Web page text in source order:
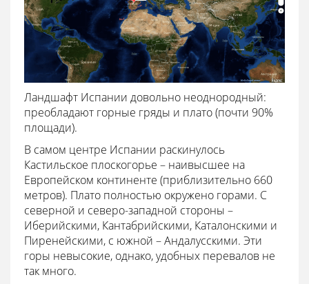
Ландшафт Испании довольно неоднородный:
преобладают горные гряды и плато (почти 90%
площади).
В самом центре Испании раскинулось
Кастильское плоскогорье – наивысшее на
Европейском континенте (приблизительно 660
метров). Плато полностью окружено горами. С
северной и северо-западной стороны –
Иберийскими, Кантабрийскими, Каталонскими и
Пиренейскими, с южной – Андалусскими. Эти
горы невысокие, однако, удобных перевалов не
так много.